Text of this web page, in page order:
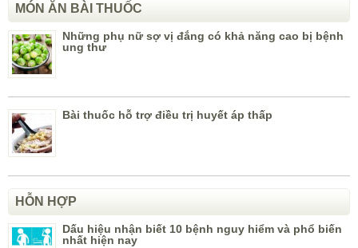
MÓN ĂN BÀI THUỐC
Những phụ nữ sợ vị đắng có khả năng cao bị bệnh
ung thư
Bài thuốc hỗ trợ điều trị huyết áp thấp
HỖN HỢP
Dấu hiệu nhận biết 10 bệnh nguy hiểm và phổ biến
nhất hiện nay